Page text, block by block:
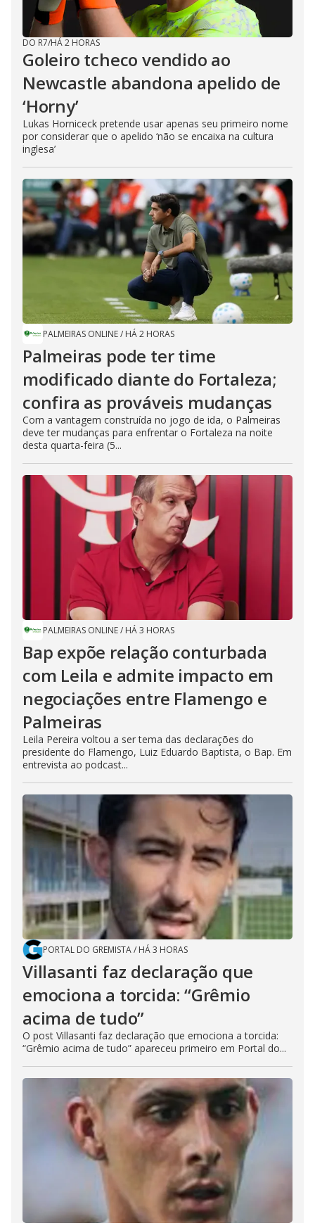
DO R7/HÁ 2 HORAS
Goleiro tcheco vendido ao
Newcastle abandona apelido de
‘Horny’
Lukas Horniceck pretende usar apenas seu primeiro nome
por considerar que o apelido ‘não se encaixa na cultura
inglesa’
PALMEIRAS ONLINE/ HÁ 2 HORAS
Palmeiras pode ter time
modificado diante do Fortaleza;
confira as prováveis mudanças
Com a vantagem construída no jogo de ida, o Palmeiras
deve ter mudanças para enfrentar o Fortaleza na noite
desta quarta-feira (5...
PALMEIRAS ONLINE/ HÁ 3 HORAS
Bap expõe relação conturbada
com Leila e admite impacto em
negociações entre Flamengo e
Palmeiras
Leila Pereira voltou a ser tema das declarações do
presidente do Flamengo, Luiz Eduardo Baptista, o Bap. Em
entrevista ao podcast...
PORTAL DO GREMISTA/ HÁ 3 HORAS
Villasanti faz declaração que
emociona a torcida: “Grêmio
acima de tudo”
O post Villasanti faz declaração que emociona a torcida:
“Grêmio acima de tudo” apareceu primeiro em Portal do...